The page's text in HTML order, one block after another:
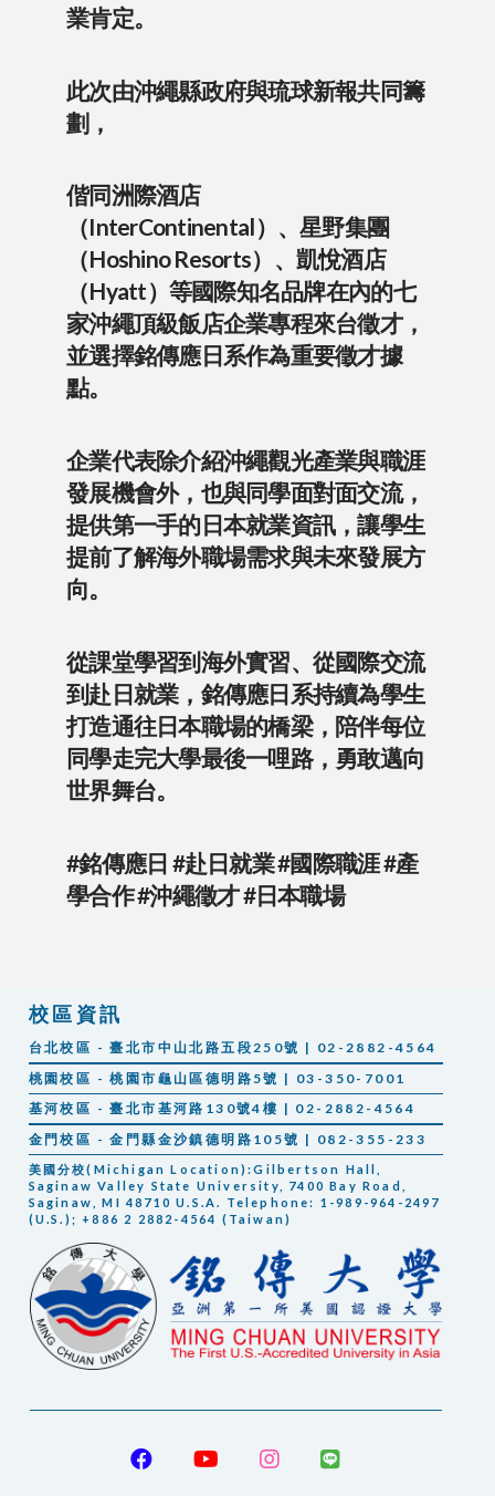
業肯定。
此次由沖繩縣政府與琉球新報共同籌
劃，
偕同洲際酒店
（InterContinental）、星野集團
（Hoshino Resorts）、凱悅酒店
（Hyatt）等國際知名品牌在內的七
家沖繩頂級飯店企業專程來台徵才，
並選擇銘傳應日系作為重要徵才據
點。
企業代表除介紹沖繩觀光產業與職涯
發展機會外，也與同學面對面交流，
提供第一手的日本就業資訊，讓學生
提前了解海外職場需求與未來發展方
向。
從課堂學習到海外實習、從國際交流
到赴日就業，銘傳應日系持續為學生
打造通往日本職場的橋梁，陪伴每位
同學走完大學最後一哩路，勇敢邁向
世界舞台。
#銘傳應日 #赴日就業#國際職涯#產
學合作#沖繩徵才#日本職場
校區資訊
台北校區 - 臺北市中山北路五段250號 | 02-2882-4564
桃園校區 - 桃園市龜山區德明路5號 | 03-350-7001
基河校區 - 臺北市基河路130號4樓 | 02-2882-4564
金門校區 - 金門縣金沙鎮德明路105號 | 082-355-233
美國分校(Michigan Location):Gilbertson Hall,
Saginaw Valley State University, 7400 Bay Road,
Saginaw, MI 48710 U.S.A. Telephone: 1-989-964-2497
(U.S.); +886 2 2882-4564 (Taiwan)